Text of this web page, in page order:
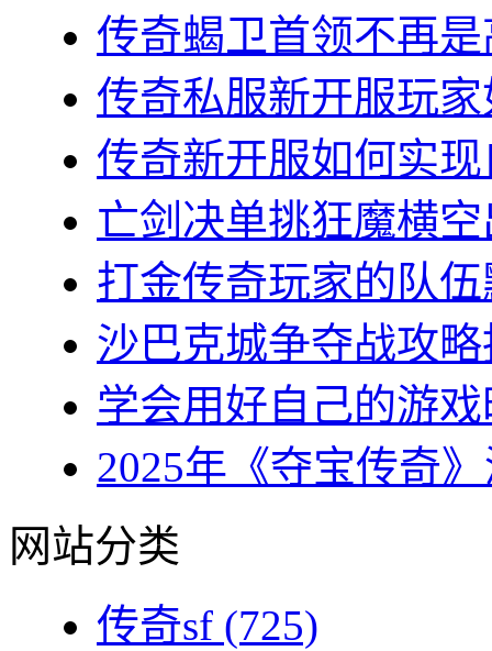
传奇蝎卫首领不再
传奇私服新开服玩
传奇新开服如何实
亡剑决单挑狂魔横
打金传奇玩家的队
沙巴克城争夺战攻
学会用好自己的游
2025年《夺宝传奇
网站分类
传奇sf (725)